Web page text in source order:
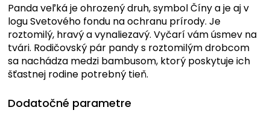
Panda veľká je ohrozený druh, symbol Číny a je aj v
logu Svetového fondu na ochranu prírody. Je
roztomilý, hravý a vynaliezavý. Vyčarí vám úsmev na
tvári. Rodičovský pár pandy s roztomilým drobcom
sa nachádza medzi bambusom, ktorý poskytuje ich
šťastnej rodine potrebný tieň.
Dodatočné parametre